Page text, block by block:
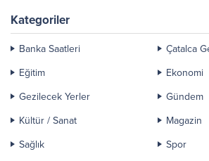
Kategoriler
Banka Saatleri
Çatalca
Eğitim
Ekonomi
Gezilecek Yerler
Gündem
Kültür / Sanat
Magazin
Sağlık
Spor